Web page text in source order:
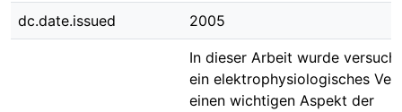
dc.date.issued 2005
In dieser Arbeit wurde
ein elektrophysiologisches
einen wichtigen Aspekt der